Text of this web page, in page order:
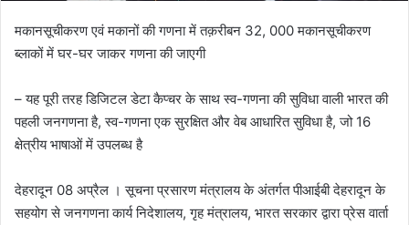
मकानसूचीकरण एवं मकानों की गणना में तक़रीबन 32, 000 मकानसूचीकरण
ब्लाकों में घर-घर जाकर गणना की जाएगी
– यह पूरी तरह डिजिटल डेटा कैप्चर के साथ स्व-गणना की सुविधा वाली भारत की
पहली जनगणना है, स्व-गणना एक सुरक्षित और वेब आधारित सुविधा है, जो 16
क्षेत्रीय भाषाओं में उपलब्ध है
देहरादून 08 अप्रैल । सूचना प्रसारण मंत्रालय के अंतर्गत पीआईबी देहरादून के
सहयोग से जनगणना कार्य निदेशालय, गृह मंत्रालय, भारत सरकार द्वारा प्रेस वार्ता